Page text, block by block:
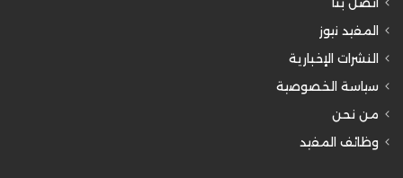
المفيد نيوز
النشرات الإخبارية
سياسة الخصوصية
من نحن
وظائف المفيد